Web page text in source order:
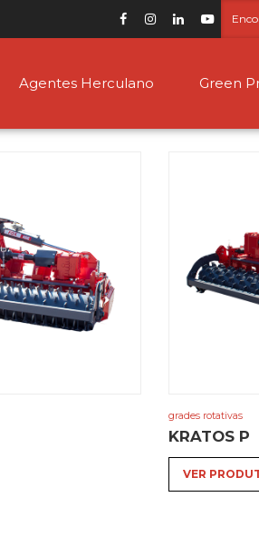
Agentes Herculano Green
grades rotativas
KRATOS P
VER